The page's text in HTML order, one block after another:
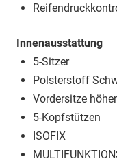
Innenausstattung
5-Sitzer
Polsterstoff
Vordersitze
5-Kopfstützen
ISOFIX